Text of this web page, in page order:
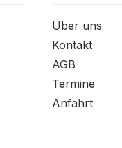
Über uns
Kontakt
AGB
Termine
Anfahrt